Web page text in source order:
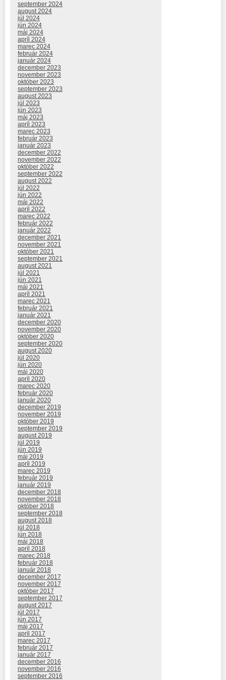
september 2024
august 2024
júl 2024
jún 2024
máj 2024
apríl 2024
marec 2024
február 2024
január 2024
december 2023
november 2023
október 2023
september 2023
august 2023
júl 2023
jún 2023
máj 2023
apríl 2023
marec 2023
február 2023
január 2023
december 2022
november 2022
október 2022
september 2022
august 2022
júl 2022
jún 2022
máj 2022
apríl 2022
marec 2022
február 2022
január 2022
december 2021
november 2021
október 2021
september 2021
august 2021
júl 2021
jún 2021
máj 2021
apríl 2021
marec 2021
február 2021
január 2021
december 2020
november 2020
október 2020
september 2020
august 2020
júl 2020
jún 2020
máj 2020
apríl 2020
marec 2020
február 2020
január 2020
december 2019
november 2019
október 2019
september 2019
august 2019
júl 2019
jún 2019
máj 2019
apríl 2019
marec 2019
február 2019
január 2019
december 2018
november 2018
október 2018
september 2018
august 2018
júl 2018
jún 2018
máj 2018
apríl 2018
marec 2018
február 2018
január 2018
december 2017
november 2017
október 2017
september 2017
august 2017
júl 2017
jún 2017
máj 2017
apríl 2017
marec 2017
február 2017
január 2017
december 2016
november 2016
september 2016